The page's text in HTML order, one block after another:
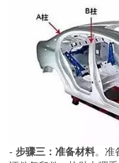
-步骤三：准备材料。准